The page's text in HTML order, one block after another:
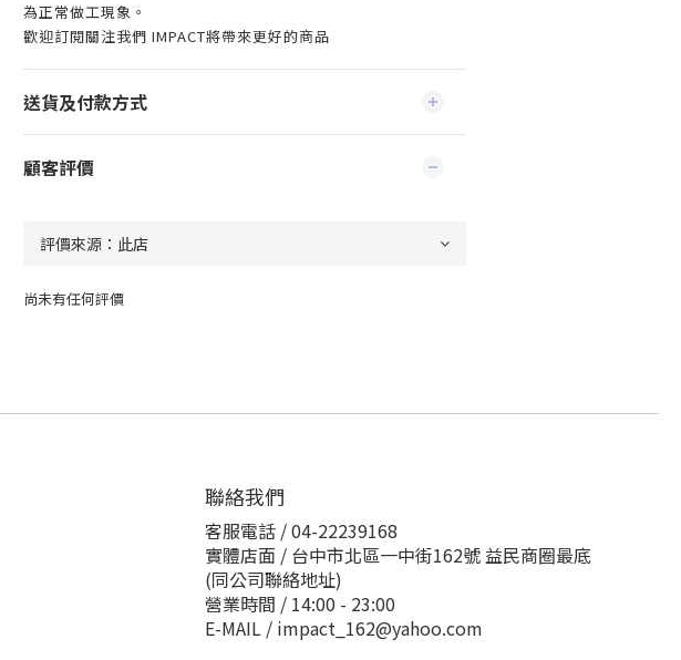
為正常做工現象。
歡迎訂閱關注我們 IMPACT將帶來更好的商品
送貨及付款方式
顧客評價
尚未有任何評價
聯絡我們
客服電話 / 04-22239168
實體店面 / 台中市北區一中街162號 益民商圈最底
(同公司聯絡地址)
營業時間 / 14:00 - 23:00
E-MAIL / impact_162@yahoo.com